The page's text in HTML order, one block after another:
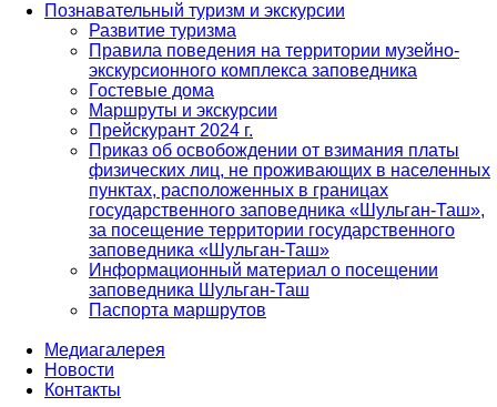
Познавательный туризм и экскурсии
Развитие туризма
Правила поведения на территории музейно-
экскурсионного комплекса заповедника
Гостевые дома
Маршруты и экскурсии
Прейскурант 2024 г.
Приказ об освобождении от взимания платы
физических лиц, не проживающих в населенных
пунктах, расположенных в границах
государственного заповедника «Шульган-Таш»,
за посещение территории государственного
заповедника «Шульган-Таш»
Информационный материал о посещении
заповедника Шульган-Таш
Паспорта маршрутов
Медиагалерея
Новости
Контакты